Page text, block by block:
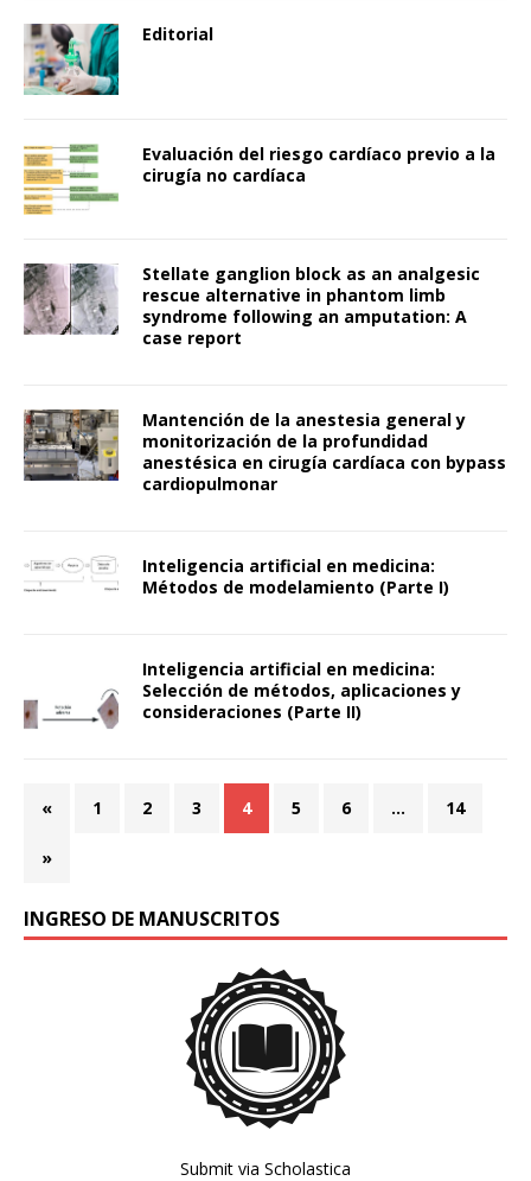
Editorial
Evaluación del riesgo cardíaco previo a la
cirugía no cardíaca
Stellate ganglion block as an analgesic
rescue alternative in phantom limb
syndrome following an amputation: A
case report
Mantención de la anestesia general y
monitorización de la profundidad
anestésica en cirugía cardíaca con bypass
cardiopulmonar
Inteligencia artificial en medicina:
Métodos de modelamiento (Parte I)
Inteligencia artificial en medicina:
Selección de métodos, aplicaciones y
consideraciones (Parte II)
« 1 2 3 4 5 6 … 14
»
INGRESO DE MANUSCRITOS
Submit via Scholastica